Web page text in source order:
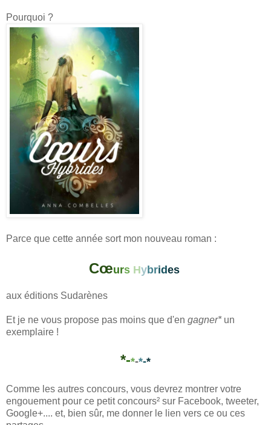
Pourquoi ?
Parce que cette année sort mon nouveau roman :
Cœurs Hybrides
aux éditions Sudarènes
Et je ne vous propose pas moins que d'en gagner*un
exemplaire !
*-*-*-*
Comme les autres concours, vous devrez montrer votre
engouement pour ce petit concours² sur Facebook, tweeter,
Google+.... et, bien sûr, me donner le lien vers ce ou ces